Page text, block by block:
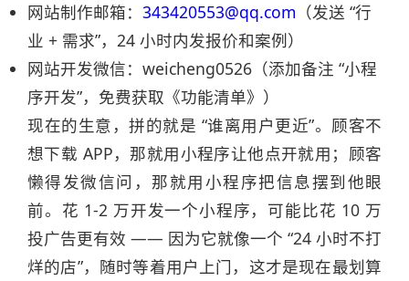
网站制作邮箱： 343420553@qq.com （发送 “行
业 + 需求”，24 小时内发报价和案例）​
网站开发微信：weicheng0526（添加备注 “小程
序开发”，免费获取《功能清单》）​
现在的生意，拼的就是 “谁离用户更近”。顾客不
想下载 APP，那就用小程序让他点开就用；顾客
懒得发微信问，那就用小程序把信息摆到他眼
前。花 1-2 万开发一个小程序，可能比花 10 万
投广告更有效 —— 因为它就像一个 “24 小时不打
烊的店”，随时等着用户上门，这才是现在最划算